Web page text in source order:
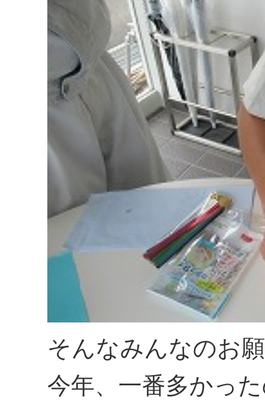
そんなみんなのお
今年、一番多かっ